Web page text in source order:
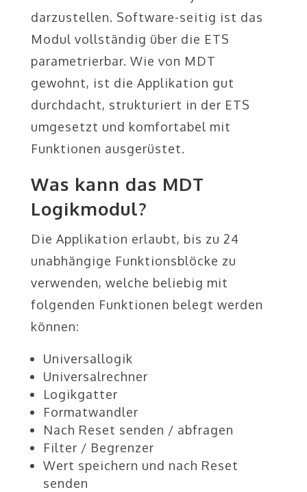
darzustellen. Software-seitig ist das
Modul vollständig über die ETS
parametrierbar. Wie von MDT
gewohnt, ist die Applikation gut
durchdacht, strukturiert in der ETS
umgesetzt und komfortabel mit
Funktionen ausgerüstet.
Was kann das MDT
Logikmodul?
Die Applikation erlaubt, bis zu 24
unabhängige Funktionsblöcke zu
verwenden, welche beliebig mit
folgenden Funktionen belegt werden
können:
Universallogik
Universalrechner
Logikgatter
Formatwandler
Nach Reset senden / abfragen
Filter / Begrenzer
Wert speichern und nach Reset
senden